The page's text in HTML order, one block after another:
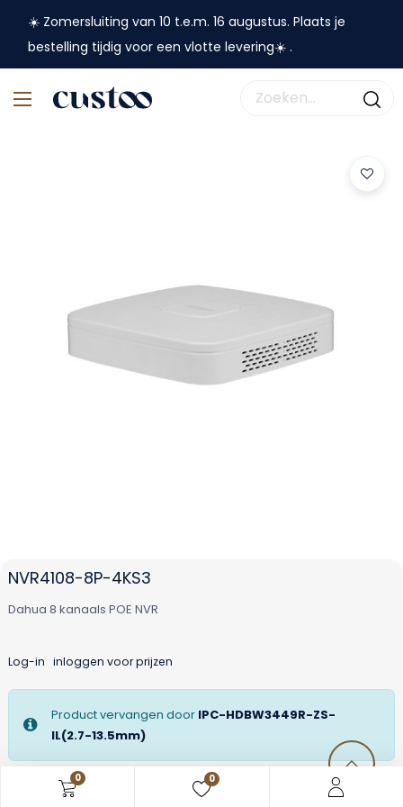
0 0
☀️ Zomersluiting van 10 t.e.m. 16 augustus. Plaats je
bestelling tijdig voor een vlotte levering☀️ .
NVR4108-8P-4KS3
Dahua 8 kanaals POE NVR
Log-in inloggen voor prijzen
Product vervangen door IPC-HDBW3449R-ZS-
IL(2.7-13.5mm)